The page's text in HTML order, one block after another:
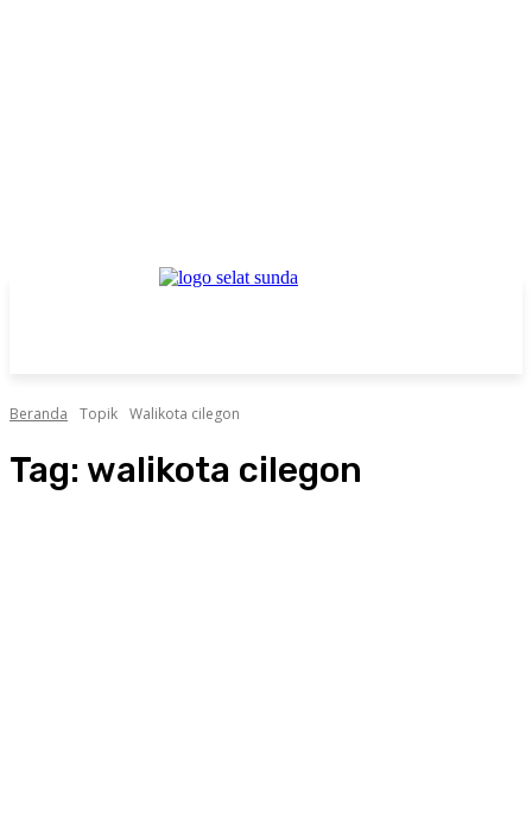
Beranda Topik Walikota cilegon
Tag: walikota cilegon